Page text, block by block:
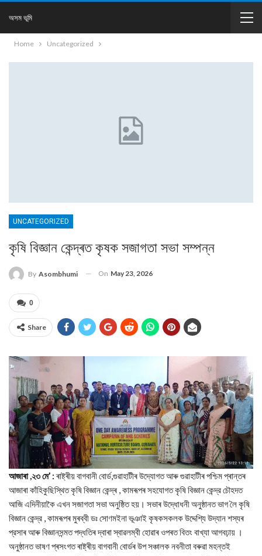
অসম ভূমি
Home Uncategorized
UNCATEGORIZED
কৃষি বিজ্ঞান কেন্দ্ৰত কৃষক সজাগতা সভা সম্পন্ন
By Asombhumi On May 23, 2026
0
Share
আজাৰা ,২৩ মে’ :ৰাষ্ট্ৰীয় বাগবানী বোর্ড,গুৱাহাটীৰ উদ্যোগত আৰু গুৱাহাটীৰ পশ্চিম প্ৰান্তৰ
আজাৰা কাঁহিকুছিস্থিত কৃষি বিজ্ঞান কেন্দ্ৰ , কামৰূপৰ সহযোগত কৃষি বিজ্ঞান কেন্দ্র চৌহদত
আজি এদিনীয়াকৈ এখন সজাগতা সভা অনুষ্ঠিত হয়। সভাৰ উদ্ধোধনী অনুষ্ঠানত ভাগ লৈ কৃষি
বিজ্ঞান কেন্দ্র , কামৰূপৰ মুৰব্বী ডঃ সোণমইনা ভূঞাই কৃষকসকলক উদ্দেশ্যি উদ্যান শস্যৰ
প্রসাৰ আৰু বিজ্ঞানসন্মত পদ্ধতিৰ দ্বাৰা স্বাৱলম্বী হোৱাৰ ওপৰত বিতং বাখ্যা আগবঢ়ায় ।
অনুষ্ঠানত ভাষণ প্ৰসংগত ৰাষ্ট্ৰীয় বাগবানী বোর্ডৰ উপ সঞ্চালক নবনীতা বৰুৱা মহন্তই